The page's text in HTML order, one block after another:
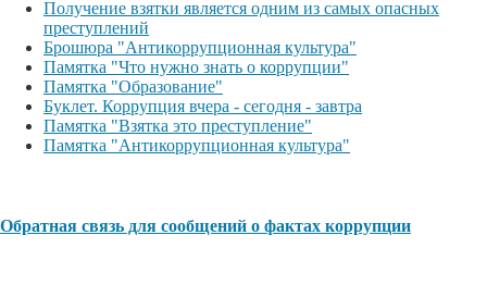
Получение взятки является одним из самых опасных
преступлений
Брошюра "Антикоррупционная культура"
Памятка "Что нужно знать о коррупции"
Памятка "Образование"
Буклет. Коррупция вчера - сегодня - завтра
Памятка "Взятка это преступление"
Памятка "Антикоррупционная культура"
Обратная связь для сообщений о фактах коррупции